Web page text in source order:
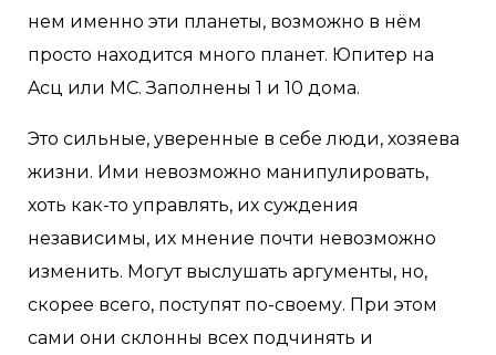
нем именно эти планеты, возможно в нём
просто находится много планет. Юпитер на
Aсц или MC. Заполнены 1 и 10 дома.
Это сильные, уверенные в себе люди, хозяева
жизни. Ими невозможно манипулировать,
хоть как-то управлять, их суждения
независимы, их мнение почти невозможно
изменить. Могут выслушать аргументы, но,
скорее всего, поступят по-своему. При этом
сами они склонны всех подчинять и